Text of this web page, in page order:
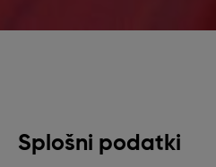
Splošni podatki